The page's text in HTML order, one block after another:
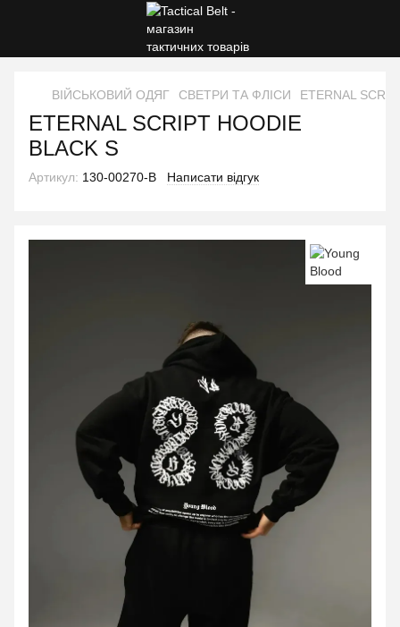
ВІЙСЬКОВИЙ ОДЯГ СВЕТРИ ТА ФЛІСИ ETERNAL
ETERNAL SCRIPT HOODIE
BLACK S
Артикул: 130-00270-B Написати відгук